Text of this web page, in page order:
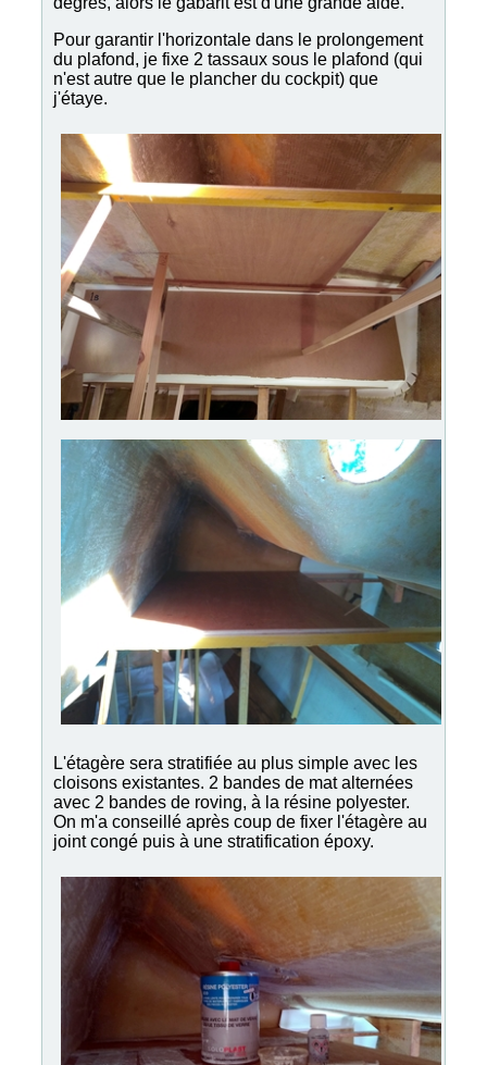
Pour garantir l'horizontale dans le prolongement
du plafond, je fixe 2 tassaux sous le plafond (qui
n'est autre que le plancher du cockpit) que
j'étaye.
L'étagère sera stratifiée au plus simple avec les
cloisons existantes. 2 bandes de mat alternées
avec 2 bandes de roving, à la résine polyester.
On m'a conseillé après coup de fixer l'étagère au
joint congé puis à une stratification époxy.